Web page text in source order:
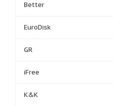
Better
EuroDisk
GR
iFree
K&K